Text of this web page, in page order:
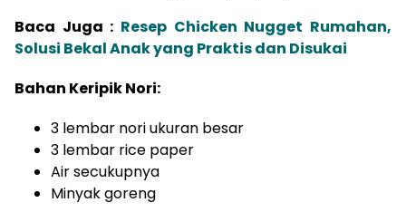
Baca Juga : Resep Chicken Nugget Rumahan,
Solusi Bekal Anak yang Praktis dan Disukai
Bahan Keripik Nori:
3 lembar nori ukuran besar
3 lembar rice paper
Air secukupnya
Minyak goreng